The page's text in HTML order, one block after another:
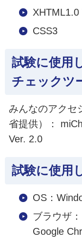
XHTML1.0
CSS3
試験に使用
チェックツ
みんなのアクセ
省提供）：
Ver. 2.0
試験に使用
OS：
ブラウザ
Google